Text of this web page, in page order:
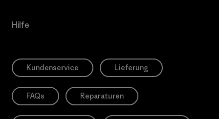
Hilfe
Kundenservice Lieferung
FAQs Reparaturen